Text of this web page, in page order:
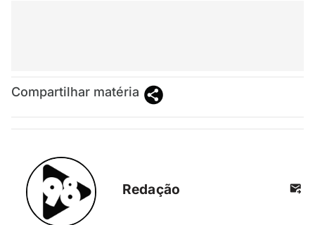
Compartilhar matéria
Redação